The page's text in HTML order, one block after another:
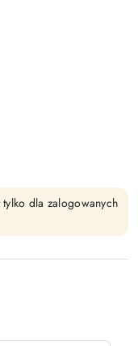
dla zalogowanych